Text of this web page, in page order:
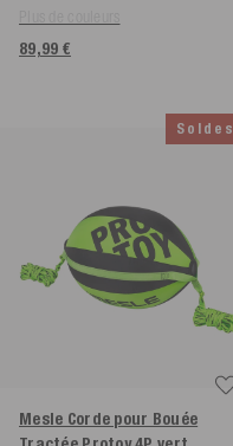
89,99 €
Soldes
Mesle Corde pour Bouée